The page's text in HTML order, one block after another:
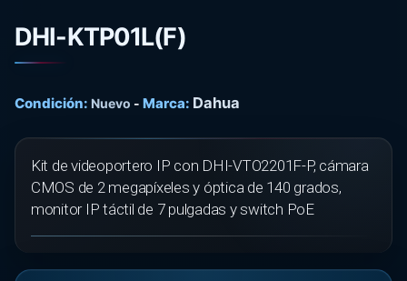
DHI-KTP01L(F)
Condición: Nuevo - Marca: Dahua
Kit de videoportero IP con DHI-VTO2201F-P, cámara
CMOS de 2 megapíxeles y óptica de 140 grados,
monitor IP táctil de 7 pulgadas y switch PoE